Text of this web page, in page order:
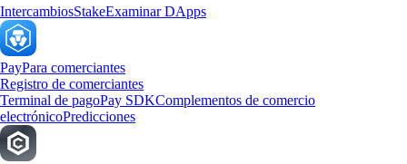
IntercambiosStakeExaminar DApps
PayPara comerciantes
Registro de comerciantes
Terminal de pagoPay SDKComplementos de comercio
electrónicoPredicciones